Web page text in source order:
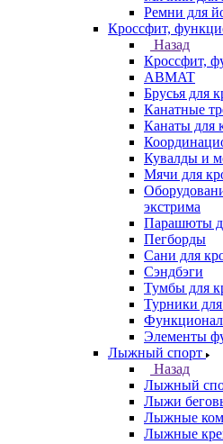
Ремни для
Кроссфит,
Назад
Кроссфит,
ABMAT
Брусья для
Канатные
Канаты для
Кувалды и
Мячи для
экстрима
Парашюты
Пегборды
Сани для
Сэндбэги
Тумбы для
Турники
Элементы
Лыжный спорт
Назад
Лыжный
Лыжи
Лыжные
Лыжные